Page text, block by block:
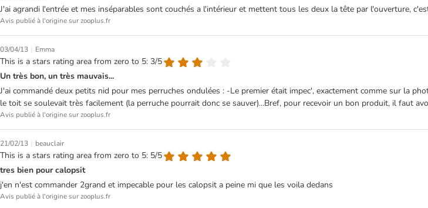
J'ai agrandi l'entrée et mes inséparables sont couchés a l'intérieur et mettent tous les deux la tête par l'ouverture,
Avis publié à l'origine sur zooplus.fr
03/04/13 | Emma
This is a stars rating area from zero to 5: 3/5
Un très bon, un très mauvais...
J'ai commandé deux petits nid pour mes perruches ondulées : -Le premier était impec', exactement comme sur la
le toit se soulevait très facilement (la perruche pourrait donc se sauver)...Bref, pour recevoir un bon produit, il faut
Avis publié à l'origine sur zooplus.fr
21/02/13 | beauclair
This is a stars rating area from zero to 5: 5/5
tres bien pour calopsit
j'en n'est commander 2grand et impecable pour les calopsit a peine mi que les voila dedans
Avis publié à l'origine sur zooplus.fr